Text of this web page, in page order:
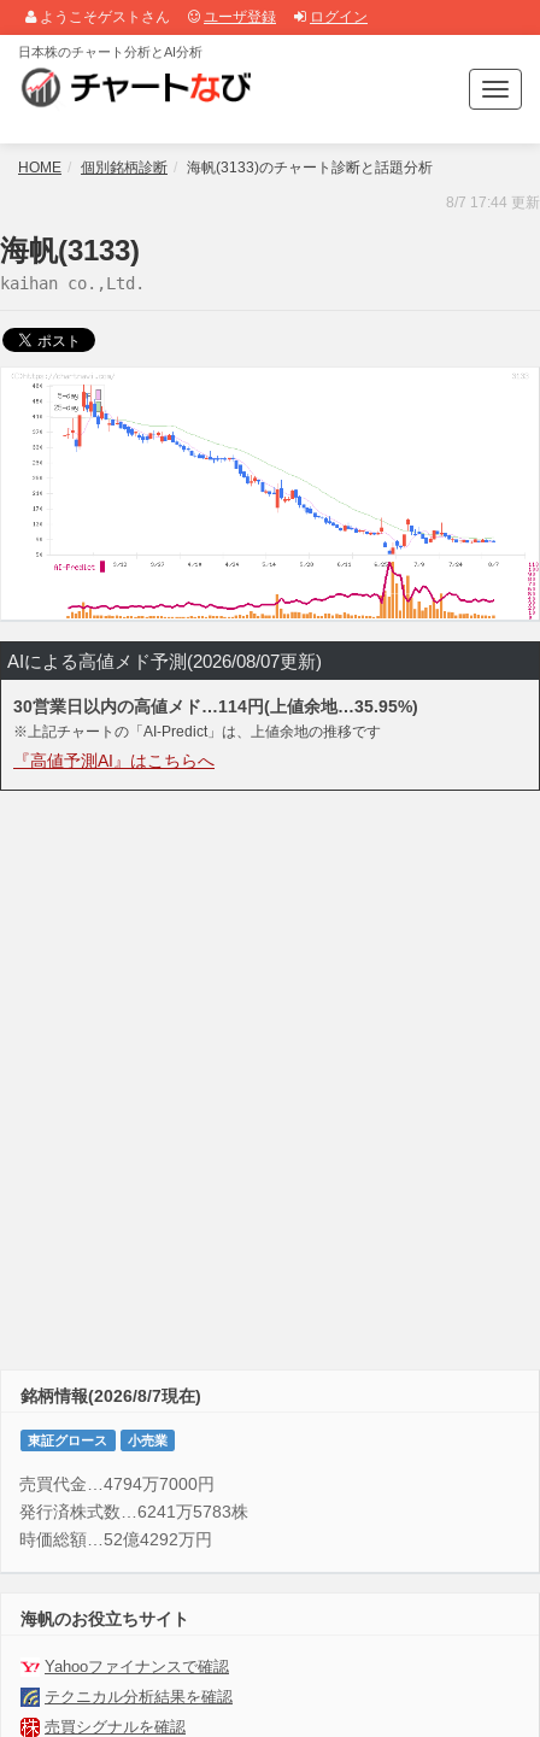
ようこそゲストさん ユーザ登録 ログイン
T
o
g
e
日本株のチャート分析とAI分析
HOME 個別銘柄診断 海帆(3133)のチャート診断と話題分析
8/7 17:44 更新
海帆(3133)
kaihan co.,Ltd.
AIによる高値メド予測(2026/08/07更新)
30営業日以内の高値メド…114円(上値余地…35.95%)
※上記チャートの「AI-Predict」は、上値余地の推移です
『高値予測AI』はこちらへ
銘柄情報(2026/8/7現在)
東証グロース 小売業
売買代金…4794万7000円
発行済株式数…6241万5783株
時価総額…52億4292万円
海帆のお役立ちサイト
Yahooファイナンスで確認
テクニカル分析結果を確認
売買シグナルを確認